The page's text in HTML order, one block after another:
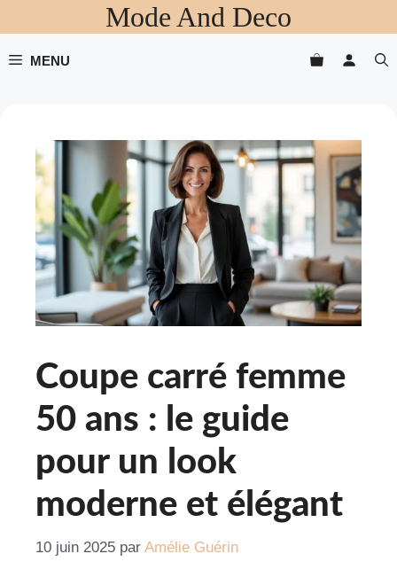
au
contenu
Mode And Deco
MENU
Coupe carré femme
50 ans : le guide
pour un look
moderne et élégant
10 juin 2025 par Amélie Guérin